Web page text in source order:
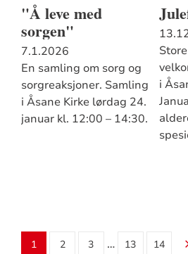
"Å leve med
sorgen"
7.1.2026
En samling om sorg og
sorgreaksjoner. Samling
i Åsane Kirke lørdag 24.
januar kl. 12:00 – 14:30.
i
1 2 3 … 13 14